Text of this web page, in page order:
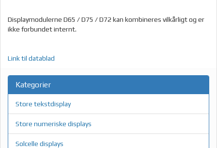
Displaymodulerne D65 / D75 / D72 kan kombineres vilkårligt og er
ikke forbundet internt.
Link til datablad
Kategorier
Store tekstdisplay
Store numeriske displays
Solcelle displays